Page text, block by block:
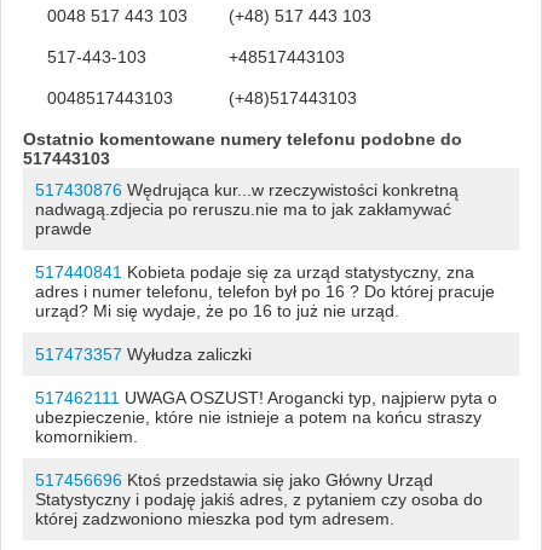
0048 517 443 103 (+48) 517 443 103
517-443-103 +48517443103
0048517443103 (+48)517443103
Ostatnio komentowane numery telefonu podobne do
517443103
517430876Wędrująca kur...w rzeczywistości konkretną
nadwagą.zdjecia po reruszu.nie ma to jak zakłamywać
prawde
517440841 Kobieta podaje się za urząd statystyczny, zna
adres i numer telefonu, telefon był po 16 ? Do której pracuje
urząd? Mi się wydaje, że po 16 to już nie urząd.
517473357 Wyłudza zaliczki
517462111 UWAGA OSZUST! Arogancki typ, najpierw pyta o
ubezpieczenie, które nie istnieje a potem na końcu straszy
komornikiem.
517456696Ktoś przedstawia się jako Główny Urząd
Statystyczny i podaję jakiś adres, z pytaniem czy osoba do
której zadzwoniono mieszka pod tym adresem.